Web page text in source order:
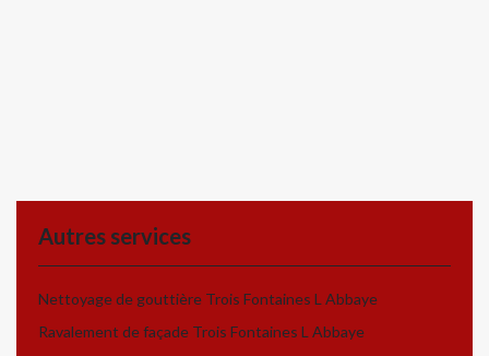
Autres services
Nettoyage de gouttière Trois Fontaines L Abbaye
Ravalement de façade Trois Fontaines L Abbaye